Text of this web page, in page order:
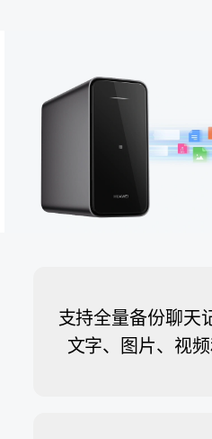
支持全量备份聊天
文字、图片、视频